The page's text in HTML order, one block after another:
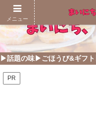
▶話題の味▶ごほうび&ギフト
PR
メニュー